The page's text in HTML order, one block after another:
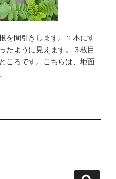
を間引きします。１本にす
たように見えます。３枚目
ころです。こちらは、地面